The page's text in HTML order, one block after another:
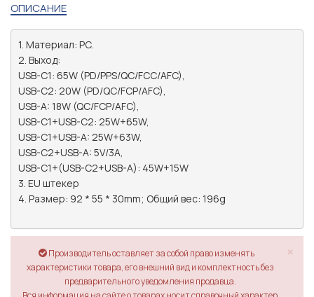
ОПИСАНИЕ
1. Материал: PC.
2. Выход:
USB-C1: 65W (PD/PPS/QC/FCC/AFC),
USB-C2: 20W (PD/QC/FCP/AFC),
USB-A: 18W (QC/FCP/AFC),
USB-C1+USB-C2: 25W+65W,
USB-C1+USB-A: 25W+63W,
USB-C2+USB-A: 5V/3A,
USB-C1+(USB-C2+USB-A): 45W+15W
3. EU штекер
4. Размер: 92 * 55 * 30mm; Общий вес: 196g
×
Производитель оставляет за собой право изменять
характеристики товара, его внешний вид и комплектность без
предварительного уведомления продавца.